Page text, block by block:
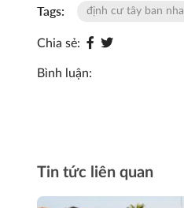
Tags: định cư tây ban nha
Chia sẻ:
Bình luận:
Tin tức liên quan